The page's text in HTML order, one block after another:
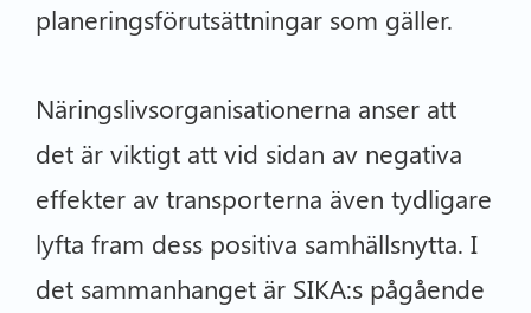
planeringsförutsättningar som gäller.
Näringslivsorganisationerna anser att
det är viktigt att vid sidan av negativa
effekter av transporterna även tydligare
lyfta fram dess positiva samhällsnytta. I
det sammanhanget är SIKA:s pågående